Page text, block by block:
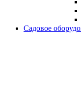
Садовое